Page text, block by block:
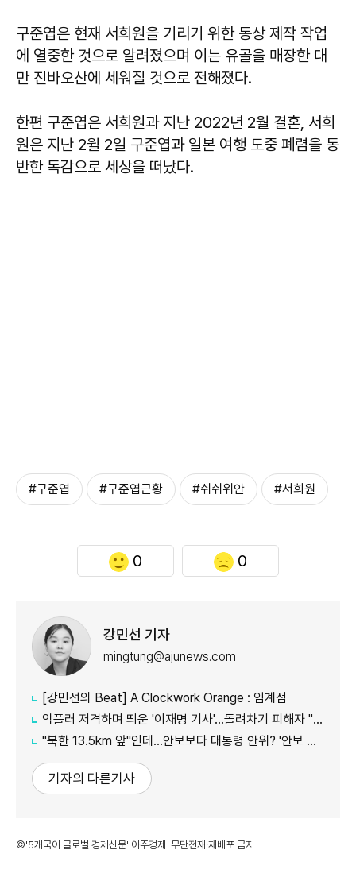
구준엽은 현재 서희원을 기리기 위한 동상 제작 작업
에 열중한 것으로 알려졌으며 이는 유골을 매장한 대
만 진바오산에 세워질 것으로 전해졌다.
한편 구준엽은 서희원과 지난 2022년 2월 결혼, 서희
원은 지난 2월 2일 구준엽과 일본 여행 도중 폐렴을 동
반한 독감으로 세상을 떠났다.
#구준엽 #구준엽근황 #쉬쉬위안 #서희원
0 0
강민선 기자
mingtung@ajunews.com
[강민선의 Beat] A Clockwork Orange : 임계점
악플러 저격하며 띄운 '이재명 기사'...돌려차기 피해자 "누가 안 읽었나 보라"
"북한 13.5km 앞"인데...안보보다 대통령 안위? '안보 박살' 근황 총정리
기자의 다른기사
©'5개국어 글로벌 경제신문' 아주경제. 무단전재·재배포 금지